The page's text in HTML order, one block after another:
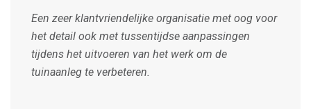
Een zeer klantvriendelijke organisatie met oog voor
het detail ook met tussentijdse aanpassingen
tijdens het uitvoeren van het werk om de
tuinaanleg te verbeteren.